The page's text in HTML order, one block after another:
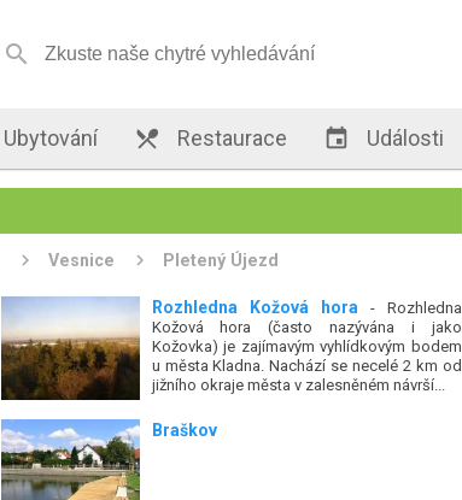

Ubytování  Restaurace  Události
Vesnice Pletený Újezd
Rozhledna Kožová hora- Rozhledna
Kožová hora (často nazývána i jako
Kožovka) je zajímavým vyhlídkovým bodem
u města Kladna. Nachází se necelé 2 km od
jižního okraje města v zalesněném návrší...
Braškov